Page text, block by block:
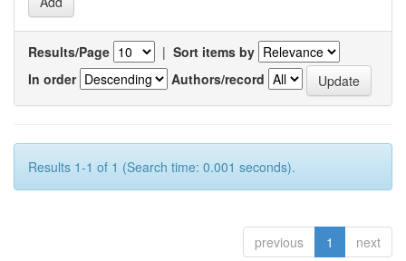
Results/Page | Sort items by
In order
Authors/record
Results 1-1 of 1 (Search time: 0.001 seconds).
previous 1 next